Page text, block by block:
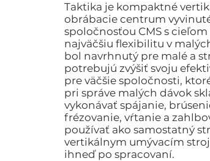
Taktika je kompaktné
obrábacie centrum
spoločnosťou CMS s
najväčšiu flexibilitu v
bol navrhnutý pre malé a
potrebujú zvýšiť svoju
pre väčšie spoločnosti,
pri správe malých dávok
vykonávať spájanie,
frézovanie, vŕtanie a
používať ako samostatný
vertikálnym umývacím
ihneď po spracovaní.